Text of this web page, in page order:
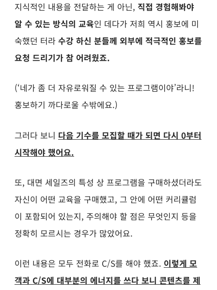
지식적인 내용을 전달하는 게 아닌, 직접 경험해봐야
알 수 있는 방식의 교육인 데다가 저희 역시 홍보에 미
숙했던 터라 수강 하신 분들께 외부에 적극적인 홍보를
요청 드리기가 참 어려웠죠.
(‘네가 좀 더 자유로워질 수 있는 프로그램이야’라니!
홍보하기 까다로울 수밖에요.)
그러다 보니 다음 기수를 모집할 때가 되면 다시 0부터
시작해야 했어요.
또, 대면 세일즈의 특성 상 프로그램을 구매하셨더라도
자신이 어떤 교육을 구매했고, 그 안에 어떤 커리큘럼
이 포함되어 있는지, 주의해야 할 점은 무엇인지 등을
정확히 모르시는 경우가 많았어요.
이런 내용은 모두 전화로 C/S를 해야 했죠. 이렇게 모
객과 C/S에 대부분의 에너지를 쓰다 보니 콘텐츠를 제